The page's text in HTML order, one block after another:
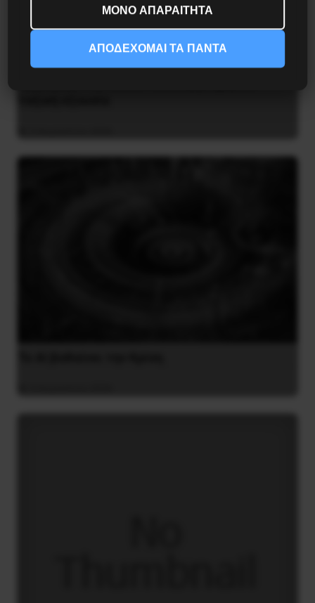
ΜΟΝΟ ΑΠΑΡΑΙΤΗΤΑ
ΑΠΟΔΕΧΟΜΑΙ ΤΑ ΠΑΝΤΑ